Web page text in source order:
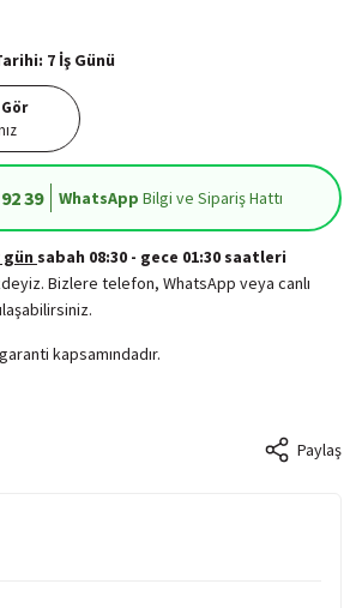
7 İş Günü
39 WhatsApp Bilgi ve Sipariş Hattı
gün sabah 08:30 - gece 01:30 saatleri
Bizlere telefon, WhatsApp veya canlı
kapsamındadır.
Paylaş